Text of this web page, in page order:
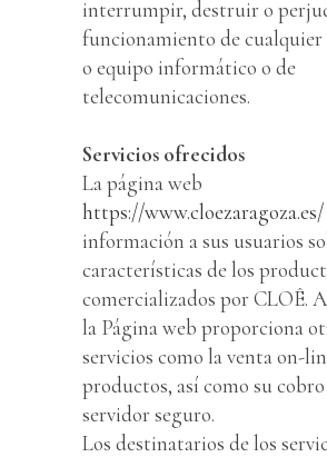
interrumpir, destruir o
funcionamiento de
o equipo informático o de
telecomunicaciones.
Servicios ofrecidos
La página web
https://www.cloezaragoza.es/
información a sus usuarios
características de los
comercializados por CLOÊ.
la Página web proporciona
servicios como la venta on-
productos, así como su
servidor seguro.
Los destinatarios de los